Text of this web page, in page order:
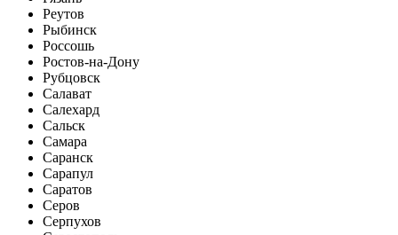
Реутов
Рыбинск
Россошь
Ростов-на-Дону
Рубцовск
Салават
Салехард
Сальск
Самара
Саранск
Сарапул
Саратов
Серов
Серпухов